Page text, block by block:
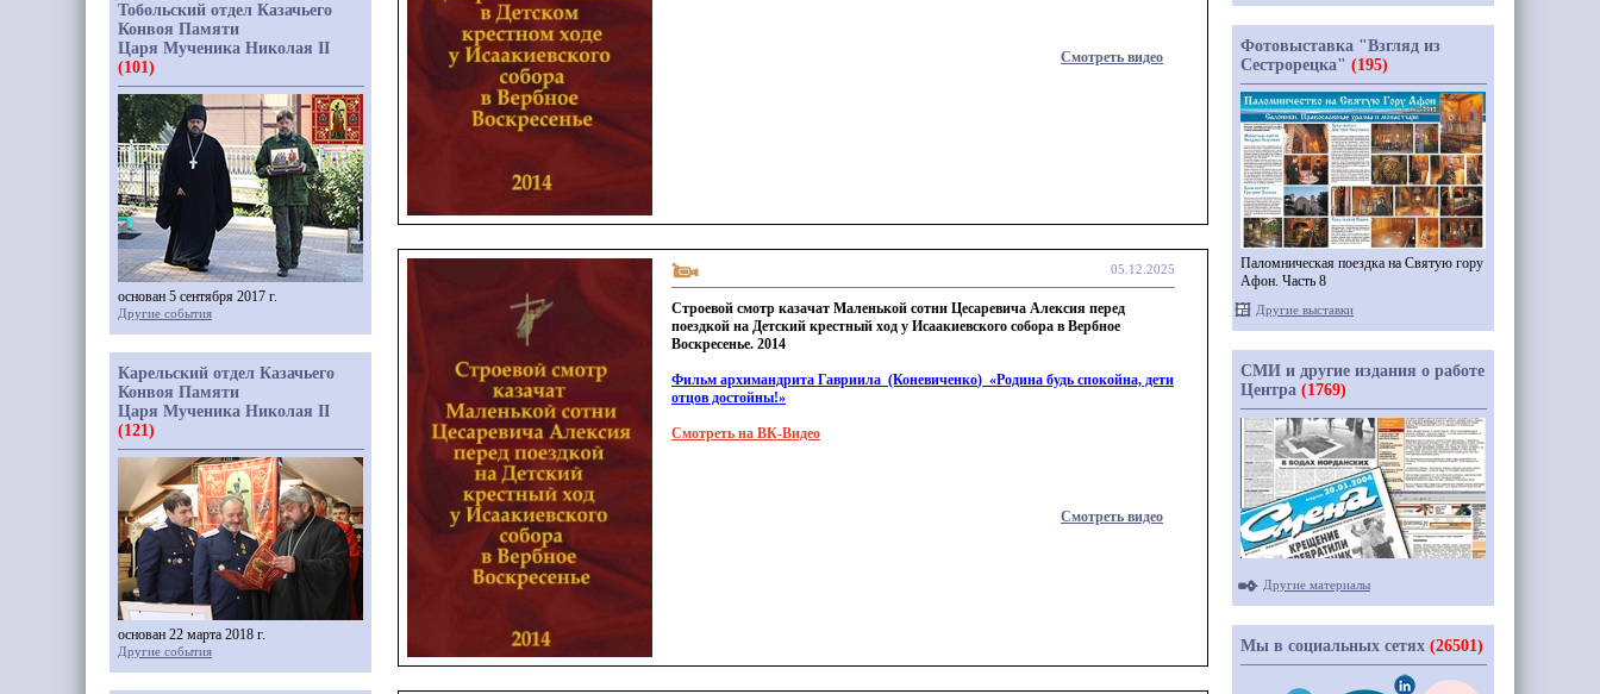
Смотреть видео
05.12.2025
Строевой смотр казачат Маленькой сотни Цесаревича Алексия перед
поездкой на Детский крестный ход у Исаакиевского собора в Вербное
Воскресенье. 2014
Фильм архимандрита Гавриила (Коневиченко) «Родина будь спокойна, дети
отцов достойны!»
Смотреть на ВК-Видео
Смотреть видео
Тобольский отдел Казачьего
Конвоя Памяти
Царя Мученика Николая II
(101)
основан 5 сентября 2017 г.
Другие события
Карельский отдел Казачьего
Конвоя Памяти
Царя Мученика Николая II
(121)
основан 22 марта 2018 г.
Другие события
Фотовыставка "Взгляд из
Сестрорецка" (195)
Паломническая поездка на Святую гору
Афон. Часть 8
Другие выставки
СМИ и другие издания о работе
Центра (1769)
Другие материалы
Мы в социальных сетях (26501)